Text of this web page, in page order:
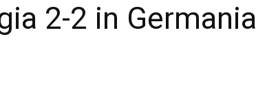
2-2 in Germania